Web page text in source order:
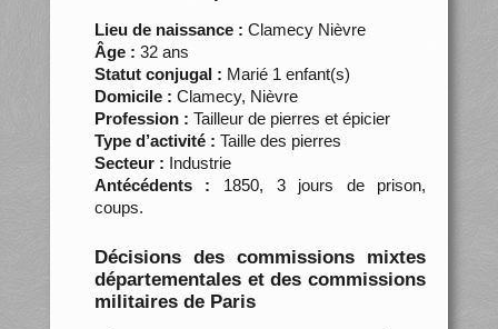
Lieu de naissance : Clamecy Nièvre
Âge : 32 ans
Statut conjugal : Marié 1 enfant(s)
Domicile : Clamecy, Nièvre
Profession : Tailleur de pierres et épicier
Type d’activité : Taille des pierres
Secteur : Industrie
Antécédents : 1850, 3 jours de prison,
coups.
Décisions des commissions mixtes
départementales et des commissions
militaires de Paris